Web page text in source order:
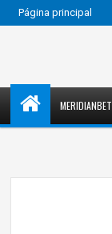
Página principal
MERIDIANBET